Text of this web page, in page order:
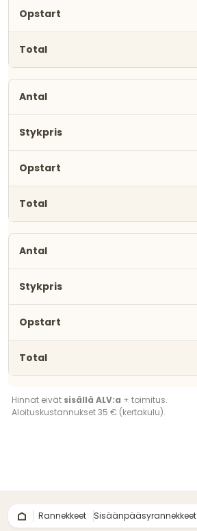
Hinnat eivät sisällä ALV:a + toimitus.
Aloituskustannukset 35 € (kertakulu).
Rannekkeet Sisäänpääsyrannekkeet